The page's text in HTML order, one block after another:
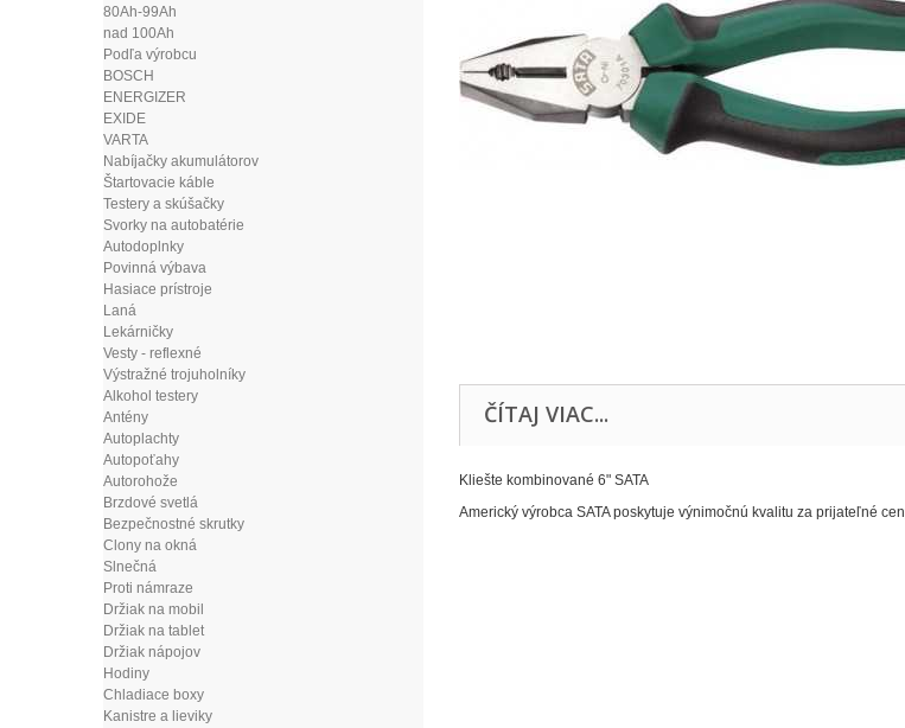
80Ah-99Ah
nad 100Ah
Podľa výrobcu
BOSCH
ENERGIZER
EXIDE
VARTA
Nabíjačky akumulátorov
Štartovacie káble
Testery a skúšačky
Svorky na autobatérie
Autodoplnky
Povinná výbava
Hasiace prístroje
Laná
Lekárničky
Vesty - reflexné
Výstražné trojuholníky
Alkohol testery
Antény
Autoplachty
Autopoťahy
Autorohože
Brzdové svetlá
Bezpečnostné skrutky
Clony na okná
Slnečná
Proti námraze
Držiak na mobil
Držiak na tablet
Držiak nápojov
Hodiny
Chladiace boxy
Kanistre a lieviky
ČÍTAJ VIAC...
Kliešte kombinované 6" SATA
Americký výrobca SATA poskytuje výnimočnú kvalitu za prijateľné